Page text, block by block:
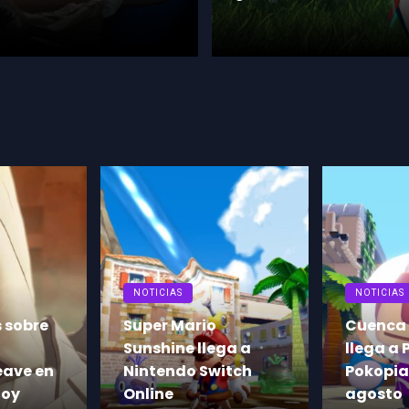
a
NOTICIAS
Cuenca Coralina
llega a Pokémon
Pokopia el 5 de
agosto
NOTICIAS
Crazy
Tour
para su
cerrada